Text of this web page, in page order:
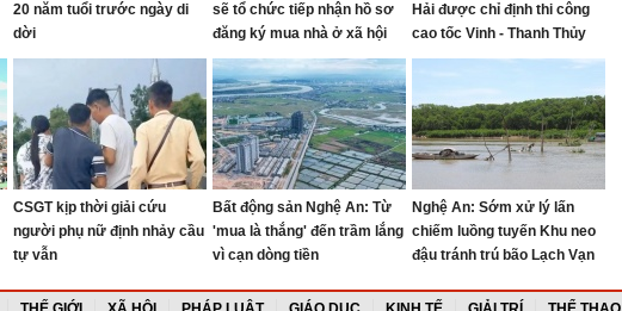
20 năm tuổi trước ngày di
dời
sẽ tổ chức tiếp nhận hồ sơ
đăng ký mua nhà ở xã hội
tại Khu nhà ở Mỹ Thượng,
phường Vinh Lộc
Hải được chỉ định thi công
cao tốc Vinh - Thanh Thủy
CSGT kịp thời giải cứu
người phụ nữ định nhảy cầu
tự vẫn
Bất động sản Nghệ An: Từ
'mua là thắng' đến trầm lắng
vì cạn dòng tiền
Nghệ An: Sớm xử lý lấn
chiếm luồng tuyến Khu neo
đậu tránh trú bão Lạch Vạn